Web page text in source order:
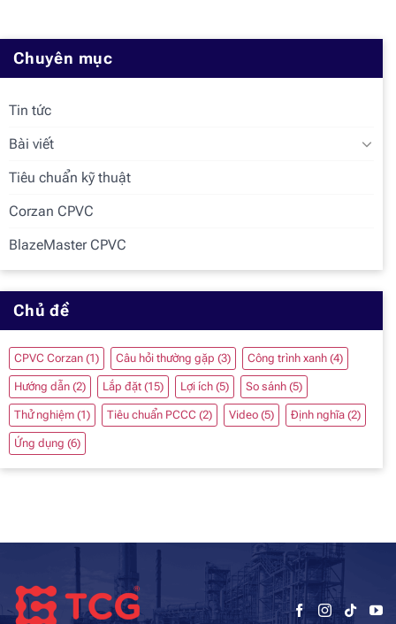
Chuyên mục
Tin tức
Bài viết
Tiêu chuẩn kỹ thuật
Corzan CPVC
BlazeMaster CPVC
Chủ đề
CPVC Corzan (1) Câu hỏi thường gặp (3) Công trình xanh (4)
Hướng dẫn (2) Lắp đặt (15) Lợi ích (5) So sánh (5)
Thử nghiệm (1) Tiêu chuẩn PCCC (2) Video (5) Định nghĩa (2)
Ứng dụng (6)